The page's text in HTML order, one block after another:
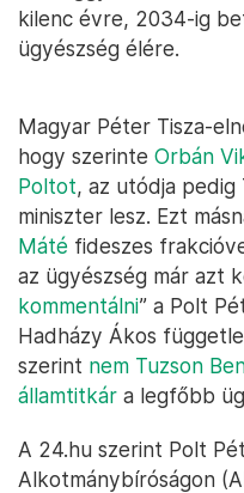
kilenc évre, 2034-ig
ügyészség élére.
Magyar Péter Tisza-
hogy szerinte Orbán
Poltot, az utódja pedig
miniszter lesz. Ezt
Máté fideszes
az ügyészség már azt
kommentálni” a Polt
Hadházy Ákos
szerint nem Tuzson
államtitkár a legfőbb
A 24.hu szerint Polt
Alkotmánybíróságon